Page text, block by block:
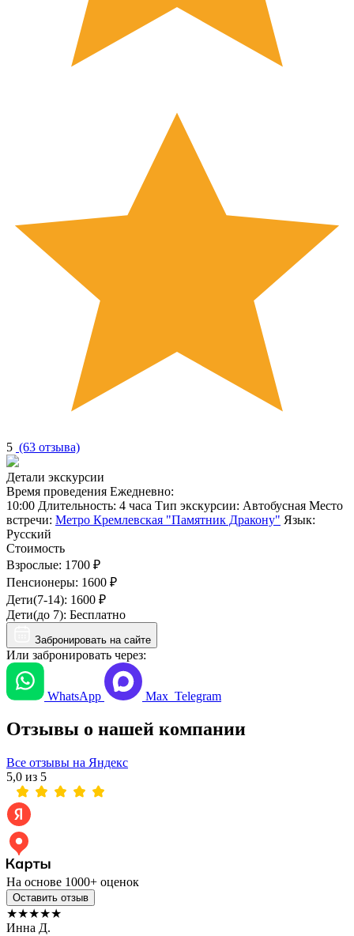
5 (63 отзыва)
Детали экскурсии
Время проведения Ежедневно:
10:00 Длительность: 4 часа Тип экскурсии: Автобусная Место
встречи: Метро Кремлевская "Памятник Дракону" Язык:
Русский
Стоимость
Взрослые: 1700 ₽
Пенсионеры: 1600 ₽
Дети(7-14): 1600 ₽
Дети(до 7): Бесплатно
Забронировать на сайте
Или забронировать через:
WhatsApp Max Telegram
Отзывы о нашей компании
Все отзывы на Яндекс
5,0 из 5
На основе 1000+ оценок
Оставить отзыв
★★★★★
Инна Д.